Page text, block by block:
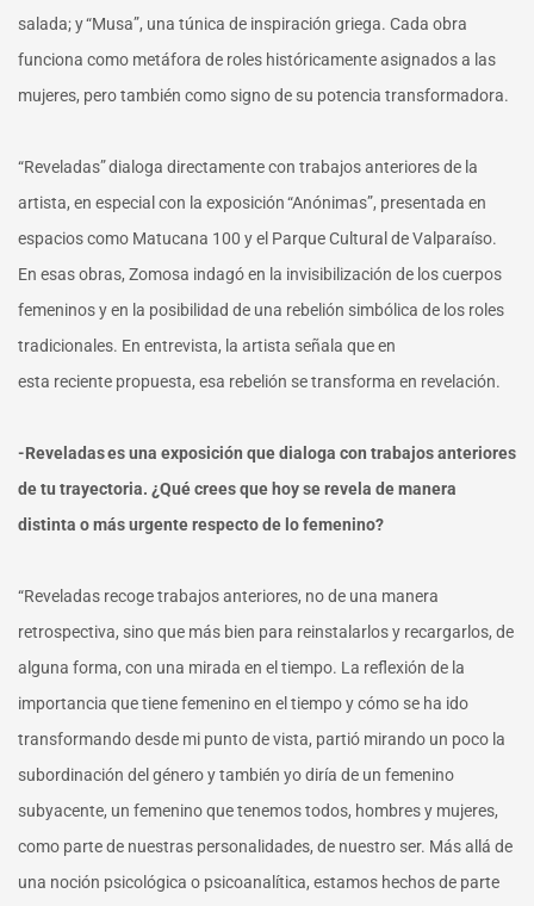
salada; y “Musa”, una túnica de inspiración griega. Cada obra
funciona como metáfora de roles históricamente asignados a las
mujeres, pero también como signo de su potencia transformadora.
“Reveladas” dialoga directamente con trabajos anteriores de la
artista, en especial con la exposición “Anónimas”, presentada en
espacios como Matucana 100 y el Parque Cultural de Valparaíso.
En esas obras, Zomosa indagó en la invisibilización de los cuerpos
femeninos y en la posibilidad de una rebelión simbólica de los roles
tradicionales. En entrevista, la artista señala que en
esta reciente propuesta, esa rebelión se transforma en revelación.
-Reveladas es una exposición que dialoga con trabajos anteriores
de tu trayectoria. ¿Qué crees que hoy se revela de manera
distinta o más urgente respecto de lo femenino?
“Reveladas recoge trabajos anteriores, no de una manera
retrospectiva, sino que más bien para reinstalarlos y recargarlos, de
alguna forma, con una mirada en el tiempo. La reflexión de la
importancia que tiene femenino en el tiempo y cómo se ha ido
transformando desde mi punto de vista, partió mirando un poco la
subordinación del género y también yo diría de un femenino
subyacente, un femenino que tenemos todos, hombres y mujeres,
como parte de nuestras personalidades, de nuestro ser. Más allá de
una noción psicológica o psicoanalítica, estamos hechos de parte